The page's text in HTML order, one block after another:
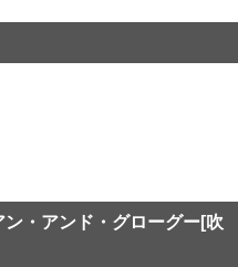
・アンド・グローグー[吹